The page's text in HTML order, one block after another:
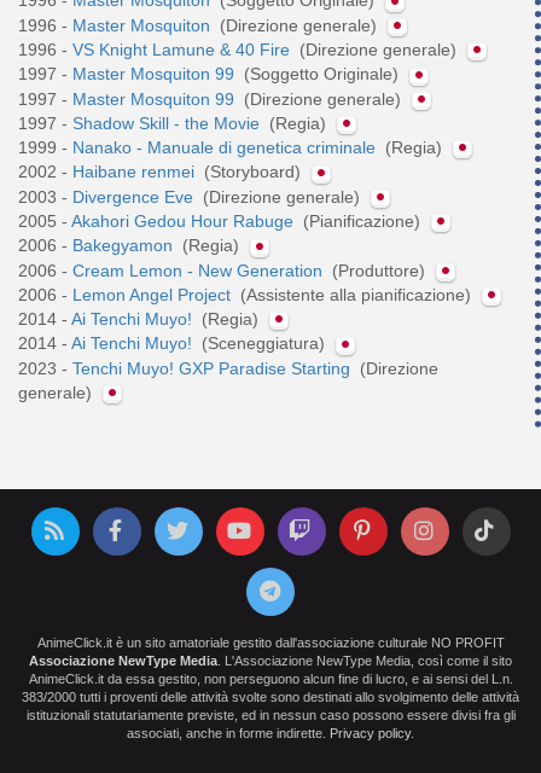
1996 - Master Mosquiton
(Direzione generale)
1996 - VS Knight Lamune & 40 Fire (Direzione generale)
1997 - Master Mosquiton 99
(Soggetto Originale)
1997 - Master Mosquiton 99
(Direzione generale)
1997 - Shadow Skill - the Movie (Regia)
1999 - Nanako - Manuale di genetica criminale (Regia)
2002 - Haibane renmei (Storyboard)
2003 - Divergence Eve (Direzione generale)
2005 - Akahori Gedou Hour Rabuge (Pianificazione)
2006 - Bakegyamon
(Regia)
2006 - Cream Lemon - New Generation
(Produttore)
2006 - Lemon Angel Project (Assistente alla pianificazione)
2014 - Ai Tenchi Muyo!
(Regia)
2014 - Ai Tenchi Muyo!
(Sceneggiatura)
2023 - Tenchi Muyo! GXP Paradise Starting
(Direzione
generale)
AnimeClick.it è un sito amatoriale gestito dall'associazione culturale NO PROFIT
Associazione NewType Media . L'Associazione NewType Media, così come il sito
AnimeClick.it da essa gestito, non perseguono alcun fine di lucro, e ai sensi del L.n.
383/2000 tutti i proventi delle attività svolte sono destinati allo svolgimento delle attività
istituzionali statutariamente previste, ed in nessun caso possono essere divisi fra gli
associati, anche in forme indirette. Privacy policy.